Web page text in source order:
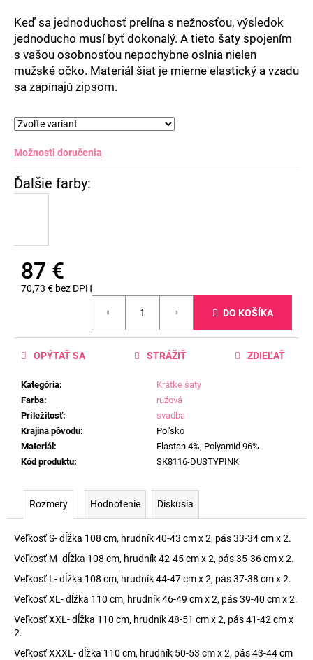
hviezdičiek.
Keď sa jednoduchosť prelína s nežnosťou, výsledok
jednoducho musí byť dokonalý. A tieto šaty spojením
s vašou osobnosťou nepochybne oslnia nielen
mužské očko. Materiál šiat je mierne elastický a vzadu
sa zapínajú zipsom.
Možnosti doručenia
87 €
70,73 € bez DPH
DO KOŠÍKA
Kategória:
Krátke šaty
Farba:
ružová
Príležitosť:
svadba
Krajina pôvodu:
Poľsko
Materiál :
Elastan 4%, Polyamid 96%
Kód produktu: SK8116-DUSTYPINK
OPÝTAŤ SA STRÁŽIŤ ZDIEĽAŤ
Rozmery Hodnotenie Diskusia
Veľkosť S- dĺžka 108 cm, hrudník 40-43 cm x 2, pás 33-34 cm x 2.
Veľkosť M- dĺžka 108 cm, hrudník 42-45 cm x 2, pás 35-36 cm x 2.
Veľkosť L- dĺžka 108 cm, hrudník 44-47 cm x 2, pás 37-38 cm x 2.
Veľkosť XL- dĺžka 110 cm, hrudník 46-49 cm x 2, pás 39-40 cm x 2.
Veľkosť XXL- dĺžka 110 cm, hrudník 48-51 cm x 2, pás 41-42 cm x
2.
Veľkosť XXXL- dĺžka 110 cm, hrudník 50-53 cm x 2, pás 43-44 cm